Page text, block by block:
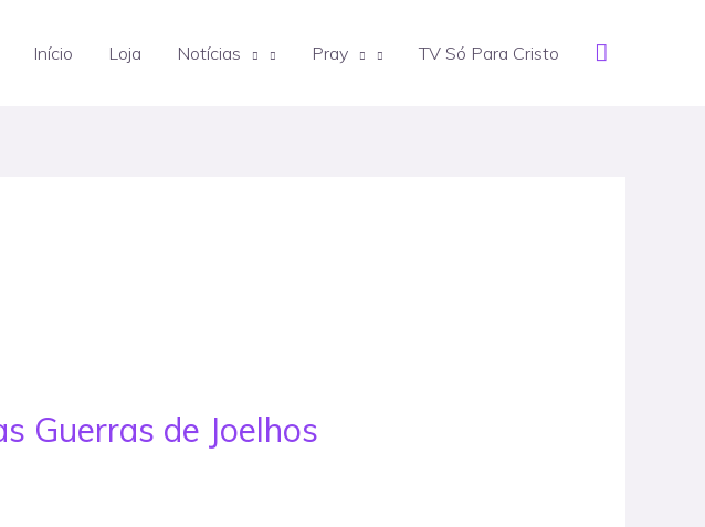
Início Loja Notícias Pray TV Só Para Cristo Search
Guerras de Joelhos